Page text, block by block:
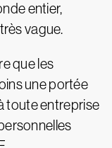
entier,
vague.
que les
une portée
toute entreprise